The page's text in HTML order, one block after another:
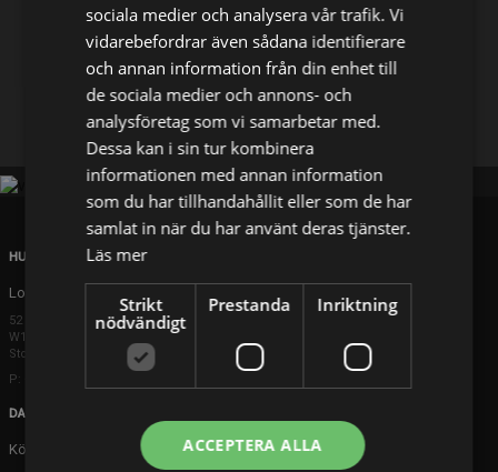
Facebook X
HUVUDKONTOR
London
52 Brook Street
W1K 5DS London
Storbritannien
P: +44 203 608 8181
DANMARK
Köpenhamn
sociala medier och analysera vår trafik. Vi
vidarebefordrar även sådana identifierare
och annan information från din enhet till
de sociala medier och annons- och
analysföretag som vi samarbetar med.
Dessa kan i sin tur kombinera
informationen med annan information
som du har tillhandahållit eller som de har
samlat in när du har använt deras tjänster.
Läs mer
Strikt
nödvändigt
Prestanda Inriktning
ACCEPTERA ALLA